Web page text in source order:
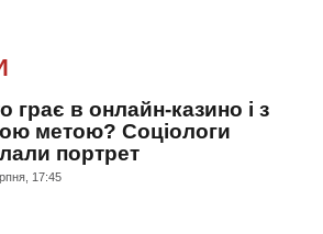
грає в онлайн-казино і з
метою? Соціологи
портрет
17:45